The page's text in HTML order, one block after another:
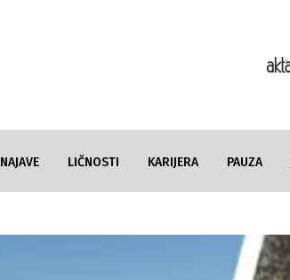
NAJAVE LIČNOSTI KARIJERA PAUZA